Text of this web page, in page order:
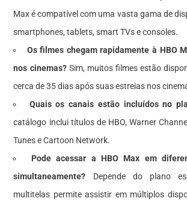
Max é compatível com uma vasta gama de
smartphones, tablets, smart TVs e consoles.
Os filmes chegam rapidamente à HBO
nos cinemas?Sim, muitos filmes estão
cerca de 35 dias após suas estreias nos
Quais os canais estão incluídos no
catálogo inclui títulos de HBO, Warner
Tunes e Cartoon Network.
Pode acessar a HBO Max em
simultaneamente? Depende do plano
multitelas permite assistir em múltiplos